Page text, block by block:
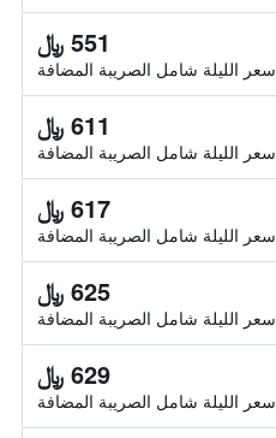
551 ﷼
سعر الليلة شامل الصريبة المضافة
611 ﷼
سعر الليلة شامل الصريبة المضافة
617 ﷼
سعر الليلة شامل الصريبة المضافة
625 ﷼
سعر الليلة شامل الصريبة المضافة
629 ﷼
سعر الليلة شامل الصريبة المضافة